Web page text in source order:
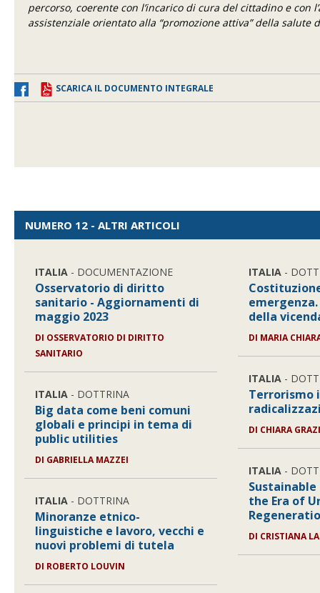
percorso, coerente con l’incarico di cura del cittadino e con
assistenziale orientato alla “promozione attiva” della salute
SCARICA IL DOCUMENTO INTEGRALE
NUMERO 12 - ALTRI ARTICOLI
ITALIA - DOCUMENTAZIONE
Osservatorio di diritto
sanitario - Aggiornamenti di
maggio 2023
DI OSSERVATORIO DI DIRITTO
SANITARIO
ITALIA - DOTTRINA
Big data come beni comuni
globali e principi in tema di
public utilities
DI GABRIELLA MAZZEI
ITALIA - DOTTRINA
Minoranze etnico-
linguistiche e lavoro, vecchi e
nuovi problemi di tutela
DI ROBERTO LOUVIN
ITALIA -
della
DI MARIA
ITALIA -
Terrorismo
DI CHIARA
ITALIA -
the Era of
DI CRISTIANA